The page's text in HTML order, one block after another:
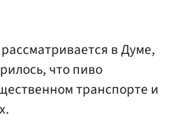
в Думе,
что пиво
транспорте и